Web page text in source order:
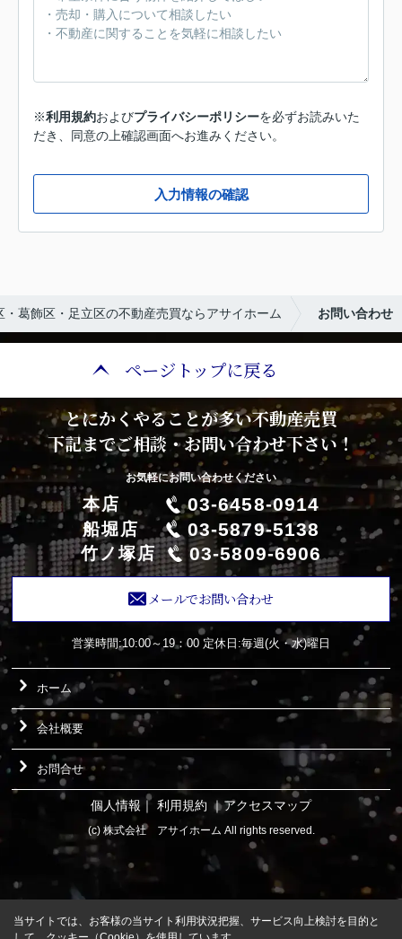
※利用規約およびプライバシーポリシーを必ずお読みいた
だき、同意の上確認画面へお進みください。
入力情報の確認
・葛飾区・足立区の不動産売買ならアサイホーム お問い合わせ
ページトップに戻る
とにかくやることが多い不動産売買
下記までご相談・お問い合わせ下さい！
お気軽にお問い合わせください
本店 03-6458-0914
船堀店 03-5879-5138
竹ノ塚店 03-5809-6906
メールでお問い合わせ
営業時間:10:00～19：00 定休日:毎週(火・水)曜日
ホーム
会社概要
お問合せ
個人情報 ｜ 利用規約 ｜アクセスマップ
(c) 株式会社 アサイホーム All rights reserved.
当サイトでは、お客様の当サイト利用状況把握、サービス向上検討を目的と